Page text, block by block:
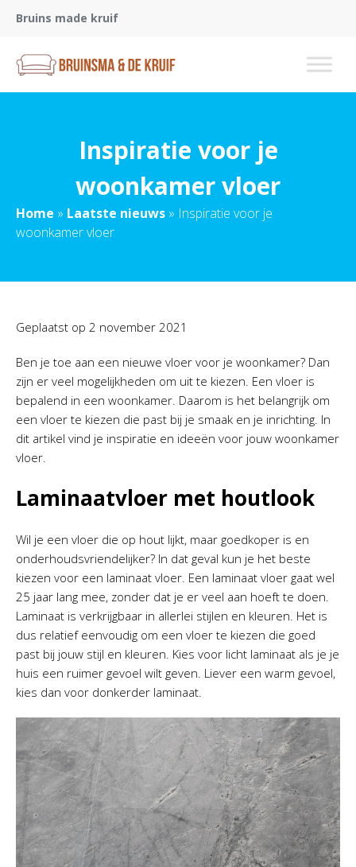
Bruins made kruif
Inspiratie voor je
woonkamer vloer
Home » Laatste nieuws » Inspiratie voor je
woonkamer vloer
Geplaatst op 2 november 2021
Ben je toe aan een nieuwe vloer voor je woonkamer? Dan
zijn er veel mogelijkheden om uit te kiezen. Een vloer is
bepalend in een woonkamer. Daarom is het belangrijk om
een vloer te kiezen die past bij je smaak en je inrichting. In
dit artikel vind je inspiratie en ideeën voor jouw woonkamer
vloer.
Laminaatvloer met houtlook
Wil je een vloer die op hout lijkt, maar goedkoper is en
onderhoudsvriendelijker? In dat geval kun je het beste
kiezen voor een laminaat vloer. Een laminaat vloer gaat wel
25 jaar lang mee, zonder dat je er veel aan hoeft te doen.
Laminaat is verkrijgbaar in allerlei stijlen en kleuren. Het is
dus relatief eenvoudig om een vloer te kiezen die goed
past bij jouw stijl en kleuren. Kies voor licht laminaat als je je
huis een ruimer gevoel wilt geven. Liever een warm gevoel,
kies dan voor donkerder laminaat.